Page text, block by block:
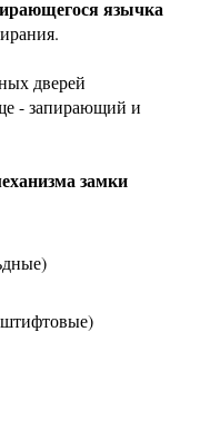
язычка
дверей
- запирающий и
замки